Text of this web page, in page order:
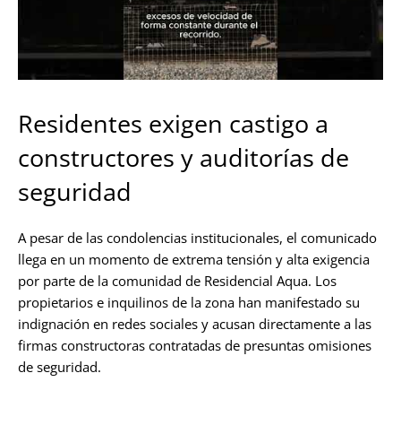
Residentes exigen castigo a
constructores y auditorías de
seguridad
A pesar de las condolencias institucionales, el comunicado
llega en un momento de extrema tensión y alta exigencia
por parte de la comunidad de Residencial Aqua. Los
propietarios e inquilinos de la zona han manifestado su
indignación en redes sociales y acusan directamente a las
firmas constructoras contratadas de presuntas omisiones
de seguridad.